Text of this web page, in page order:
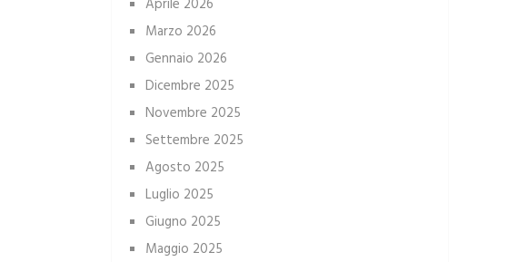
Aprile 2026
Marzo 2026
Gennaio 2026
Dicembre 2025
Novembre 2025
Settembre 2025
Agosto 2025
Luglio 2025
Giugno 2025
Maggio 2025